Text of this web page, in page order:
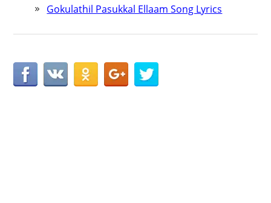
Gokulathil Pasukkal Ellaam Song Lyrics